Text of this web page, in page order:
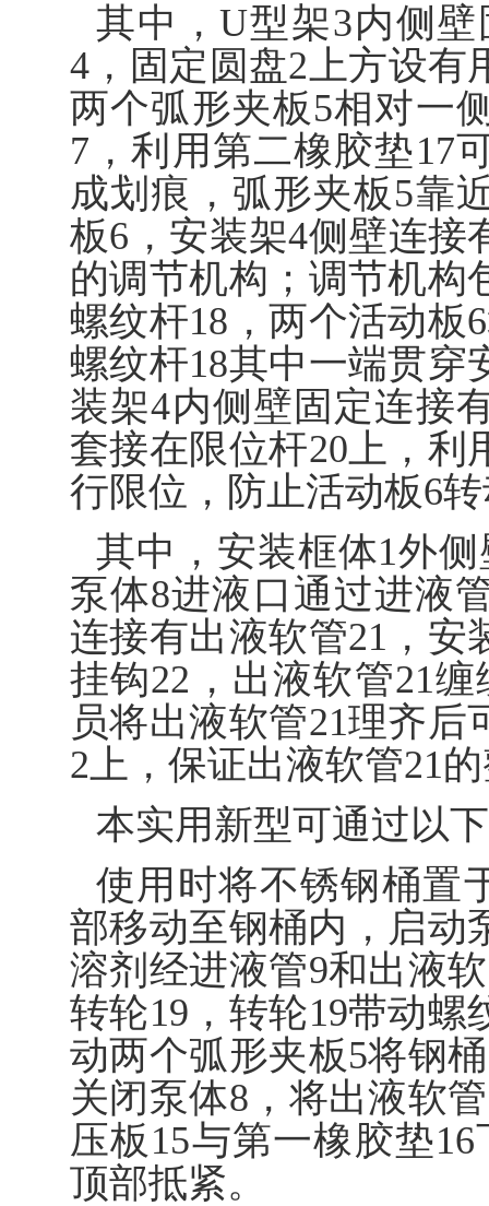
其中，U型架3内侧
4，固定圆盘2上方设有
两个弧形夹板5相对一
7，利用第二橡胶垫17
成划痕，弧形夹板5靠
板6，安装架4侧壁连接
的调节机构；调节机构
螺纹杆18，两个活动板
螺纹杆18其中一端贯穿
装架4内侧壁固定连接
套接在限位杆20上，利
行限位，防止活动板6
其中，安装框体1外
泵体8进液口通过进液
连接有出液软管21，安
挂钩22，出液软管21
员将出液软管21理齐
2上，保证出液软管21
本实用新型可通过以
使用时将不锈钢桶置
部移动至钢桶内，启动
溶剂经进液管9和出液
转轮19，转轮19带动螺
动两个弧形夹板5将钢
关闭泵体8，将出液软
压板15与第一橡胶垫
顶部抵紧。